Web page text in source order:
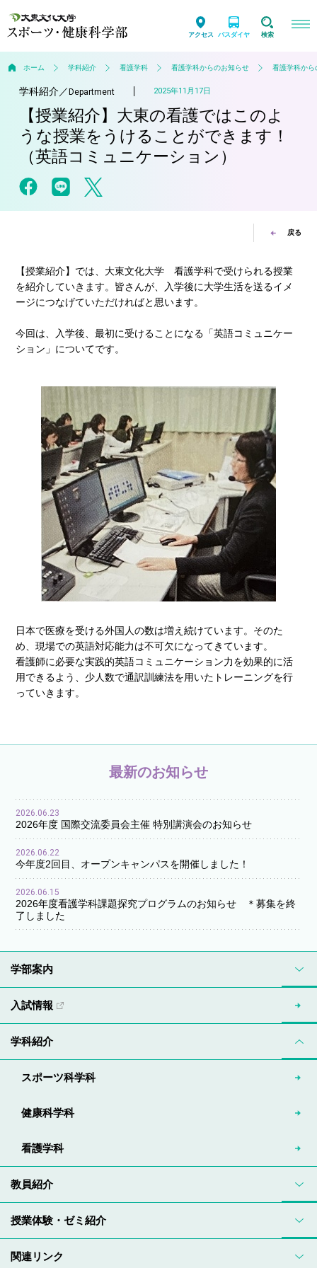
アクセス バスダイヤ 検索
ホーム 学科紹介 看護学科 看護学科からのお知らせ 看護学科か
学科紹介／Department 2025年11月17日
【授業紹介】大東の看護ではこのよ
うな授業をうけることができます！
（英語コミュニケーション）
戻る
【授業紹介】では、大東文化大学 看護学科で受けられる授業
を紹介していきます。皆さんが、入学後に大学生活を送るイメ
ージにつなげていただければと思います。
今回は、入学後、最初に受けることになる「英語コミュニケー
ション」についてです。
日本で医療を受ける外国人の数は増え続けています。そのた
め、現場での英語対応能力は不可欠になってきています。
看護師に必要な実践的英語コミュニケーション力を効果的に活
用できるよう、少人数で通訳訓練法を用いたトレーニングを行
っていきます。
最新のお知らせ
2026.06.23
2026年度 国際交流委員会主催 特別講演会のお知らせ
2026.06.22
今年度2回目、オープンキャンパスを開催しました！
2026.06.15
2026年度看護学科課題探究プログラムのお知らせ ＊募集を終
了しました
学部案内
入試情報
学科紹介
スポーツ科学科
健康科学科
看護学科
教員紹介
授業体験・ゼミ紹介
関連リンク